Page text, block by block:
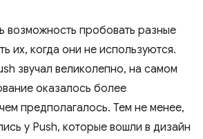
возможность пробовать разные
их, когда они не используются.
звучал великолепно, на самом
оказалось более
предполагалось. Тем не менее,
у Push, которые вошли в дизайн